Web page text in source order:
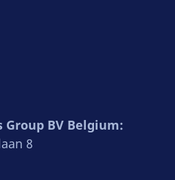
Group BV Belgium:
8